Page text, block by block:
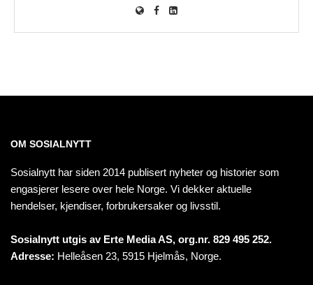
OM SOSIALNYTT
Sosialnytt har siden 2014 publisert nyheter og historier som
engasjerer lesere over hele Norge. Vi dekker aktuelle
hendelser, kjendiser, forbrukersaker og livsstil.
Sosialnytt utgis av Erte Media AS, org.nr. 829 495 252.
Adresse: Helleåsen 23, 5915 Hjelmås, Norge.